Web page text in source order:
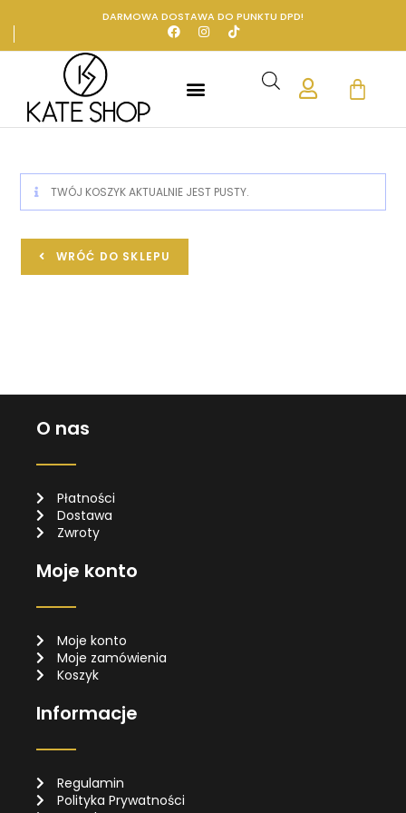
DARMOWA DOSTAWA DO PUNKTU DPD!
TWÓJ KOSZYK AKTUALNIE JEST PUSTY.
WRÓĆ DO SKLEPU
O nas
Płatności
Dostawa
Zwroty
Moje konto
Moje konto
Moje zamówienia
Koszyk
Informacje
Regulamin
Polityka Prywatności